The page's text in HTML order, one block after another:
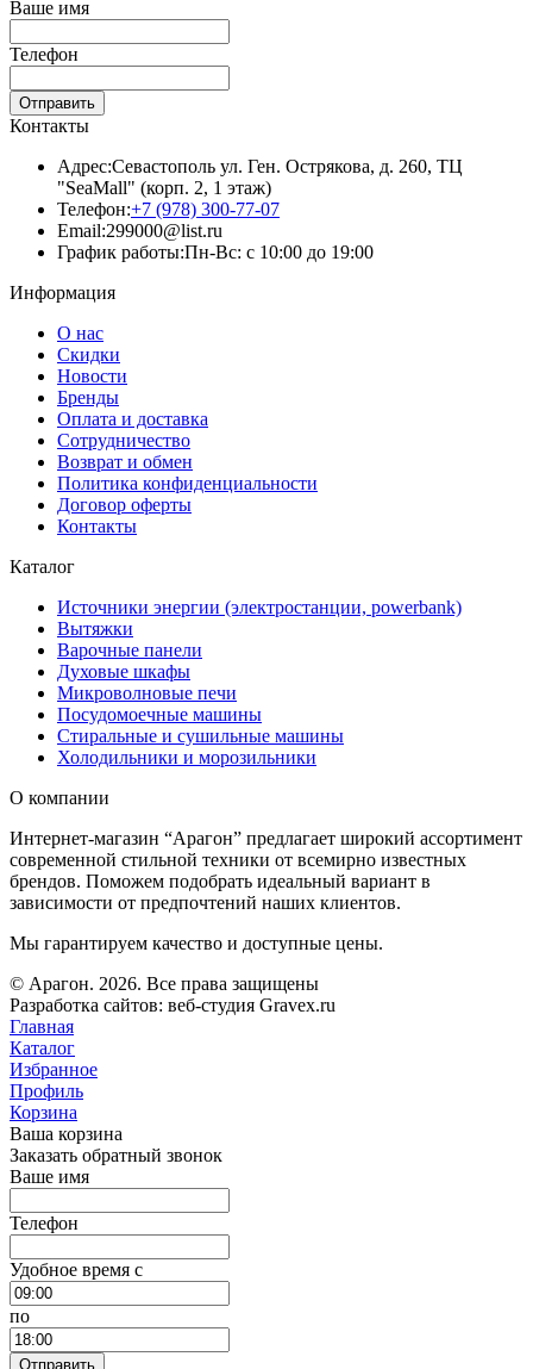
Ваше имя
Телефон
Отправить
Контакты
Адрес:Севастополь ул. Ген. Острякова, д. 260, ТЦ
"SeaMall" (корп. 2, 1 этаж)
Телефон:+7 (978) 300-77-07
Email:299000@list.ru
График работы:Пн-Вс: с 10:00 до 19:00
Информация
О нас
Скидки
Новости
Бренды
Оплата и доставка
Сотрудничество
Возврат и обмен
Политика конфиденциальности
Договор оферты
Контакты
Каталог
Источники энергии (электростанции, powerbank)
Вытяжки
Варочные панели
Духовые шкафы
Микроволновые печи
Посудомоечные машины
Стиральные и сушильные машины
Холодильники и морозильники
О компании
Интернет-магазин “Арагон” предлагает широкий ассортимент
современной стильной техники от всемирно известных
брендов. Поможем подобрать идеальный вариант в
зависимости от предпочтений наших клиентов.
Мы гарантируем качество и доступные цены.
© Арагон. 2026. Все права защищены
Разработка сайтов: веб-студия Gravex.ru
Главная
Каталог
Избранное
Профиль
Корзина
Ваша корзина
Заказать обратный звонок
Ваше имя
Телефон
Удобное время c
по
Отправить